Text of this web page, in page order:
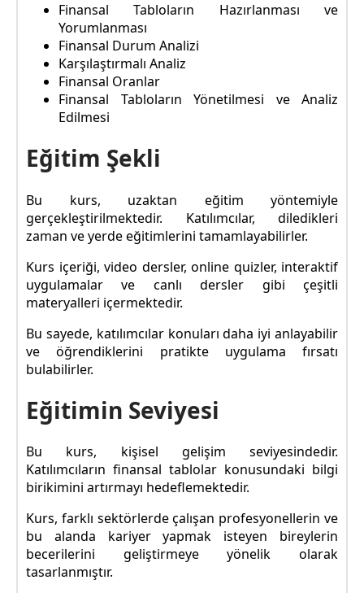
Finansal Tabloların Hazırlanması ve
Yorumlanması
Finansal Durum Analizi
Karşılaştırmalı Analiz
Finansal Oranlar
Finansal Tabloların Yönetilmesi ve Analiz
Edilmesi
Eğitim Şekli
Bu kurs, uzaktan eğitim yöntemiyle
gerçekleştirilmektedir. Katılımcılar, diledikleri
zaman ve yerde eğitimlerini tamamlayabilirler.
Kurs içeriği, video dersler, online quizler, interaktif
uygulamalar ve canlı dersler gibi çeşitli
materyalleri içermektedir.
Bu sayede, katılımcılar konuları daha iyi anlayabilir
ve öğrendiklerini pratikte uygulama fırsatı
bulabilirler.
Eğitimin Seviyesi
Bu kurs, kişisel gelişim seviyesindedir.
Katılımcıların finansal tablolar konusundaki bilgi
birikimini artırmayı hedeflemektedir.
Kurs, farklı sektörlerde çalışan profesyonellerin ve
bu alanda kariyer yapmak isteyen bireylerin
becerilerini geliştirmeye yönelik olarak
tasarlanmıştır.